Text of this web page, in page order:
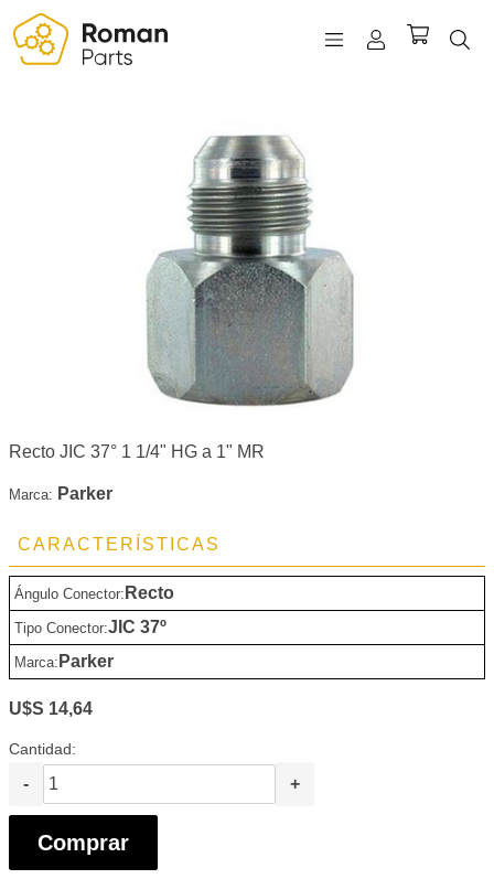
Recto JIC 37° 1 1/4" HG a 1" MR
Marca: Parker
CARACTERÍSTICAS
Ángulo Conector: Recto
Tipo Conector:JIC 37º
Marca: Parker
U$S 14,64
Cantidad:
- +
Comprar